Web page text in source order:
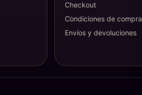
Checkout
Condiciones de compra
Envíos y devoluciones